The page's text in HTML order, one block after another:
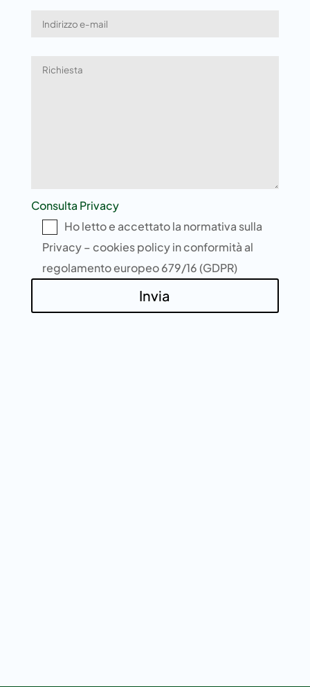
Consulta Privacy
Ho letto e accettato la normativa sulla
Privacy – cookies policy in conformità al
regolamento europeo 679/16 (GDPR)
Invia